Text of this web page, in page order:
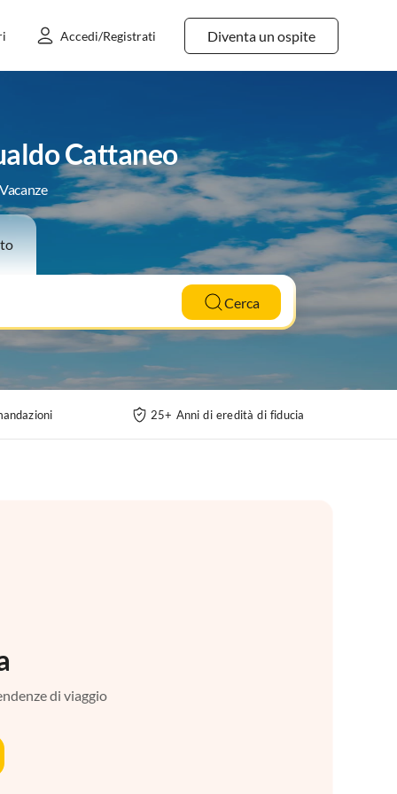
Diventa un ospite
Accedi/Registrati
Cattaneo
Cerca
25+ Anni di eredità di fiducia
di viaggio